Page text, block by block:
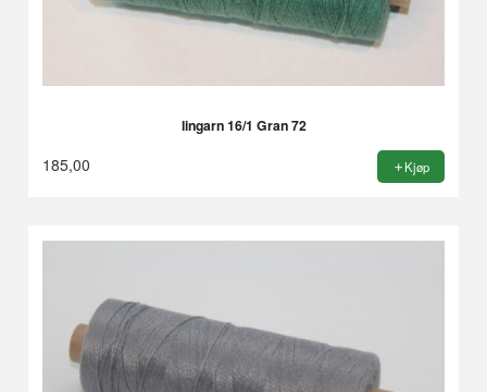
lingarn 16/1 Gran 72
185,00 Kjøp